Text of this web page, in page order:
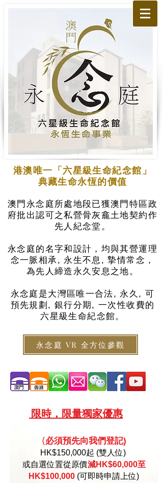
港澳唯一「六星級生命紀念館」
典藏生命永恆的價值
澳門永念庭所處地段已獲澳門特區政
府批出認可之私營骨灰龕土地契約作
先人紀念堂。
永念庭的名字和設計，均與其營運理
念一脈相承, 永生不息, 摯情常念，
為先人締造永久安息之地。
永念庭是大灣區唯一合法, 永久, 可
預先規劃, 銀行分期, 一次性收費的
六星級生命紀念館。
永念庭 VR 全方位參觀
限時，限量獨家優惠
(必須預先向我們登記)
HK$150,000起 (雙人位)
或自選位置從原價減HK$60,000至
HK$100,000 (可即時申請上位)